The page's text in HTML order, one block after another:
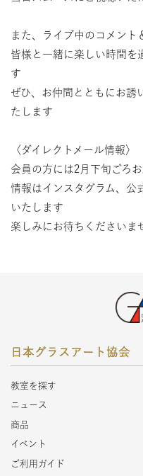
また、ライブ中のコメン
皆様と一緒に楽しい時間を
す
ぜひ、お仲間とともにお誘
たします
〈ダイレクトメール情報〉
会員の方には2月下旬ごろ
情報はインスタグラム、公
いたします
楽しみにお待ちくださいま
日本グラスアート協会
教室を探す
ニュース
商品
イベント
ご利用ガイド